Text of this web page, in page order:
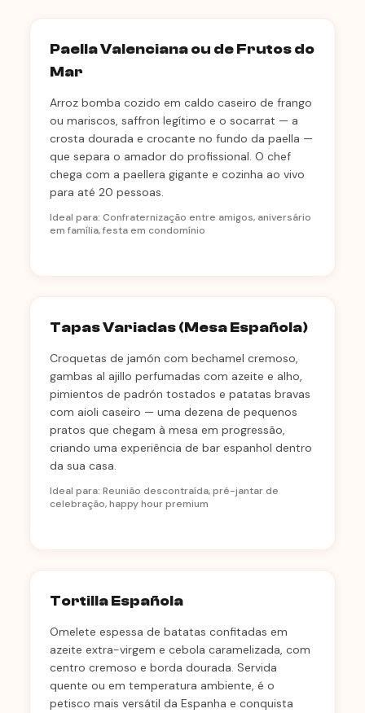
Paella Valenciana ou de Frutos do
Mar
Arroz bomba cozido em caldo caseiro de frango
ou mariscos, saffron legítimo e o socarrat — a
crosta dourada e crocante no fundo da paella —
que separa o amador do profissional. O chef
chega com a paellera gigante e cozinha ao vivo
para até 20 pessoas.
Ideal para: Confraternização entre amigos, aniversário
em família, festa em condomínio
Tapas Variadas (Mesa Española)
Croquetas de jamón com bechamel cremoso,
gambas al ajillo perfumadas com azeite e alho,
pimientos de padrón tostados e patatas bravas
com aioli caseiro — uma dezena de pequenos
pratos que chegam à mesa em progressão,
criando uma experiência de bar espanhol dentro
da sua casa.
Ideal para: Reunião descontraída, pré-jantar de
celebração, happy hour premium
Tortilla Española
Omelete espessa de batatas confitadas em
azeite extra-virgem e cebola caramelizada, com
centro cremoso e borda dourada. Servida
quente ou em temperatura ambiente, é o
petisco mais versátil da Espanha e conquista